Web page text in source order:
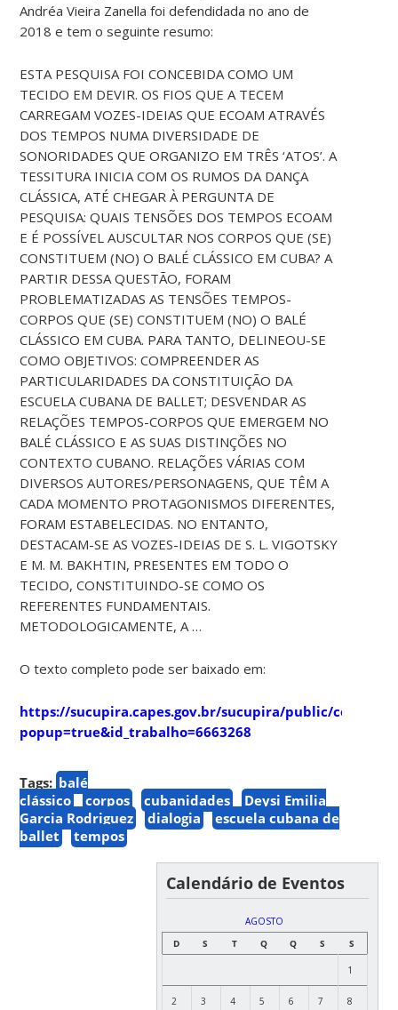
Andréa Vieira Zanella foi defendidada no ano de
2018 e tem o seguinte resumo:
ESTA PESQUISA FOI CONCEBIDA COMO UM
TECIDO EM DEVIR. OS FIOS QUE A TECEM
CARREGAM VOZES-IDEIAS QUE ECOAM ATRAVÉS
DOS TEMPOS NUMA DIVERSIDADE DE
SONORIDADES QUE ORGANIZO EM TRÊS ‘ATOS’. A
TESSITURA INICIA COM OS RUMOS DA DANÇA
CLÁSSICA, ATÉ CHEGAR À PERGUNTA DE
PESQUISA: QUAIS TENSÕES DOS TEMPOS ECOAM
E É POSSÍVEL AUSCULTAR NOS CORPOS QUE (SE)
CONSTITUEM (NO) O BALÉ CLÁSSICO EM CUBA? A
PARTIR DESSA QUESTÃO, FORAM
PROBLEMATIZADAS AS TENSÕES TEMPOS-
CORPOS QUE (SE) CONSTITUEM (NO) O BALÉ
CLÁSSICO EM CUBA. PARA TANTO, DELINEOU-SE
COMO OBJETIVOS: COMPREENDER AS
PARTICULARIDADES DA CONSTITUIÇÃO DA
ESCUELA CUBANA DE BALLET; DESVENDAR AS
RELAÇÕES TEMPOS-CORPOS QUE EMERGEM NO
BALÉ CLÁSSICO E AS SUAS DISTINÇÕES NO
CONTEXTO CUBANO. RELAÇÕES VÁRIAS COM
DIVERSOS AUTORES/PERSONAGENS, QUE TÊM A
CADA MOMENTO PROTAGONISMOS DIFERENTES,
FORAM ESTABELECIDAS. NO ENTANTO,
DESTACAM-SE AS VOZES-IDEIAS DE S. L. VIGOTSKY
E M. M. BAKHTIN, PRESENTES EM TODO O
TECIDO, CONSTITUINDO-SE COMO OS
REFERENTES FUNDAMENTAIS.
METODOLOGICAMENTE, A …
O texto completo pode ser baixado em:
https://sucupira.capes.gov.br/sucupira/public/
popup=true&id_trabalho=6663268
Tags: balé
clássico
corpos cubanidades
Deysi Emilia
Garcia Rodriguez
dialogia
escuela cubana de
ballet
tempos
Calendário de Eventos
AGOSTO
D
S T Q Q S S
1
2 3 4 5 6 7 8